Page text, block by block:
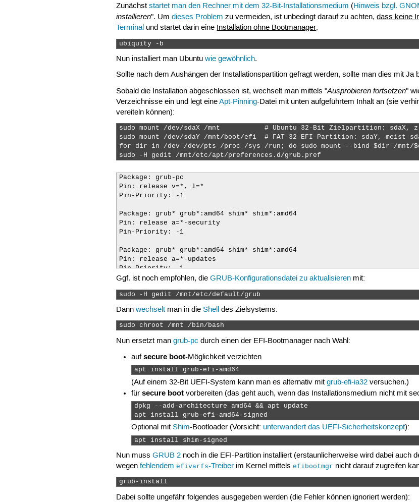
Zunächststartet man den Rechner mit dem 32-Bit-Installationsmedium (Hinweis bzgl.
installieren". Umdieses Problem zu vermeiden, ist unbedingt darauf zu achten,dass keine
Terminal und startet darin eine Installation ohne Bootmanager:
ubiquity -b
Nun installiert man Ubuntuwie gewöhnlich.
Sollte nach dem Aushängen der Installationspartition gefragt werden, sollte man dies mit
Sobald die Installation abgeschlossen ist, wechselt man mittels "Ausprobieren fortsetzen"
Verzeichnisse ein und legt eineApt-Pinning-Datei mit unten aufgeführtem Inhalt an (sie
vereiteln können):
sudo mount /dev/sdaX /mnt           # Ubuntu 32-Bit Zielpartition: sdaX,
sudo mount /dev/sdaY /mnt/boot/efi  # FAT-32 EFI-Partition: sdaY, meist
for dir in /dev /dev/pts /proc /sys /run; do sudo mount --bind $dir /mnt/
sudo -H gedit /mnt/etc/apt/preferences.d/grub.pref
Package: grub-pc
Pin: release v=*, l=*
Pin-Priority: -1
Package: grub* grub*:amd64 shim* shim*:amd64
Pin: release a=*-security
Pin-Priority: -1
Package: grub* grub*:amd64 shim* shim*:amd64
Pin: release a=*-updates
Pin-Priority: -1
Ggf. ist noch empfohlen, dieGRUB-Konfigurationsdatei zu aktualisieren mit:
sudo -H gedit /mnt/etc/default/grub
Dannwechselt man in dieShell des Zielsystems:
sudo chroot /mnt /bin/bash
Nun ersetzt mangrub-pc durch einen der EFI-Bootmanager nach Wahl:
aufsecure boot-Möglichkeit verzichten
apt install grub-efi-amd64
(Auf einem 32-Bit UEFI-System kann man es alternativ mit grub-efi-ia32versuchen.)
für secure bootvorbereiten (das geht auch, wenn das Installationsmedium nicht mit
dpkg --add-architecture amd64 && apt update
apt install grub-efi-amd64-signed
Optional mit Shim-Bootloader (Vorsicht: unterwandert das UEFI-Sicherheitskonzept):
apt install shim-signed
Nun mussGRUB 2 noch in die EFI-Partition installiert (erstaunlicherweise wird dabei auch
wegenfehlendemefivarfs-Treiber im Kernel mittelsefibootmgr nicht darauf zugreifen
grub-install
Dabei sollte ungefähr folgendes ausgegeben werden (die Fehler können ignoriert werden):